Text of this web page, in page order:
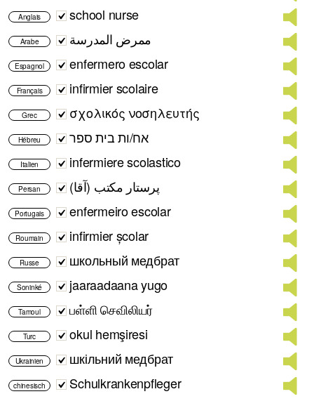
Anglais school nurse
Arabe ممرض المدرسة
Espagnol enfermero escolar
Français infirmier scolaire
Grec σχολικός νοσηλευτής
Hébreu אח/ות בית ספר
Italien infermiere scolastico
Persan پرستار مکتب (آقا)
Portugais enfermeiro escolar
Roumain infirmier școlar
Russe школьный медбрат
Soninké jaaraadaana yugo
Tamoul பள்ளி செவிலியர்
Turc okul hemşiresi
Ukrainien шкільний медбрат
chinesisch Schulkrankenpfleger